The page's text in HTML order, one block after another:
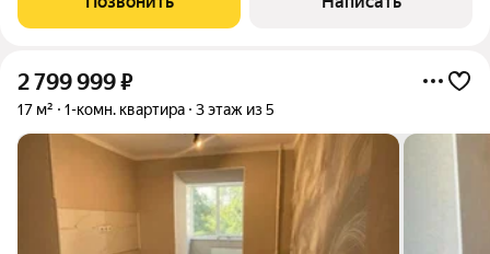
2 799 999₽
17 м² 1-комн. квартира 3 этаж из 5